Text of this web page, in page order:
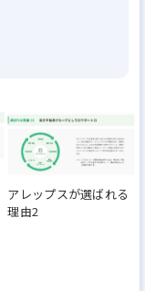
アレップスが選ばれる
理由2